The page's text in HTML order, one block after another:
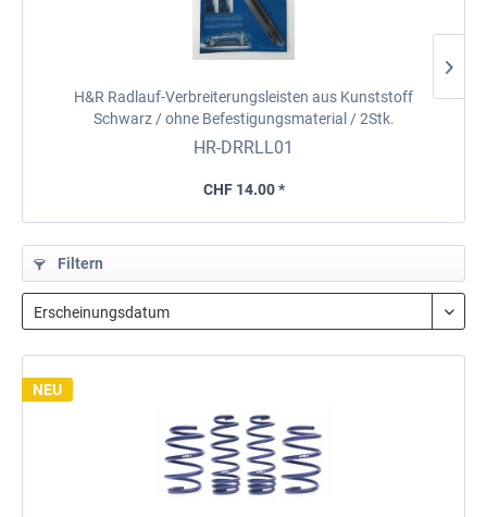
H&R Radlauf-Verbreiterungsleisten aus Kunststoff
Schwarz / ohne Befestigungsmaterial / 2Stk.
HR-DRRLL01
CHF 14.00 *
Filtern
NEU